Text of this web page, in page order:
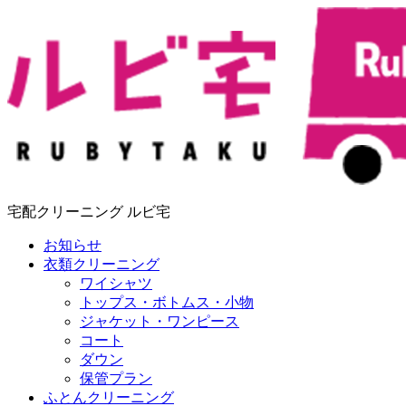
宅配クリーニング ルビ宅
お知らせ
衣類クリーニング
ワイシャツ
トップス・ボトムス・小物
ジャケット・ワンピース
コート
ダウン
保管プラン
ふとんクリーニング